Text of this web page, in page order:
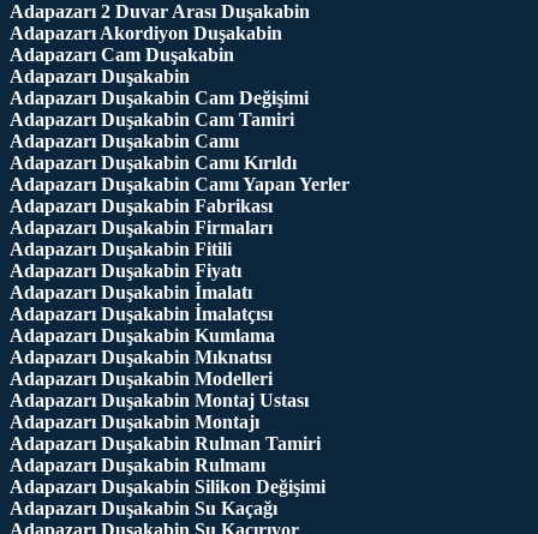
Adapazarı 2 Duvar Arası Duşakabin
Adapazarı Akordiyon Duşakabin
Adapazarı Cam Duşakabin
Adapazarı Duşakabin
Adapazarı Duşakabin Cam Değişimi
Adapazarı Duşakabin Cam Tamiri
Adapazarı Duşakabin Camı
Adapazarı Duşakabin Camı Kırıldı
Adapazarı Duşakabin Camı Yapan Yerler
Adapazarı Duşakabin Fabrikası
Adapazarı Duşakabin Firmaları
Adapazarı Duşakabin Fitili
Adapazarı Duşakabin Fiyatı
Adapazarı Duşakabin İmalatı
Adapazarı Duşakabin İmalatçısı
Adapazarı Duşakabin Kumlama
Adapazarı Duşakabin Mıknatısı
Adapazarı Duşakabin Modelleri
Adapazarı Duşakabin Montaj Ustası
Adapazarı Duşakabin Montajı
Adapazarı Duşakabin Rulman Tamiri
Adapazarı Duşakabin Rulmanı
Adapazarı Duşakabin Silikon Değişimi
Adapazarı Duşakabin Su Kaçağı